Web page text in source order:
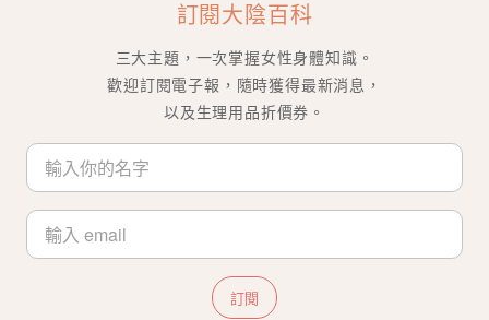
訂閱大陰百科
三大主題，一次掌握女性身體知識。
歡迎訂閱電子報，隨時獲得最新消息，
以及生理用品折價券。
訂閱